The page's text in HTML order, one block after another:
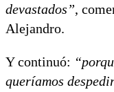
devastados”,
Alejandro.
Y continuó:
queríamos